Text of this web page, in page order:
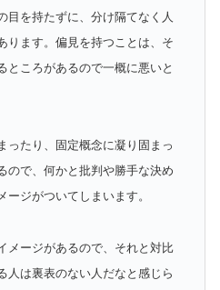
目を持たずに、分け隔てなく人
ります。 偏見を持つことは、そ
ところがあるので一概に悪いと
ったり、固定概念に凝り固まっ
ので、何かと批判や勝手な決め
ジがついてしまいます。
メージがあるので、それと対比
人は裏表のない人だなと感じら